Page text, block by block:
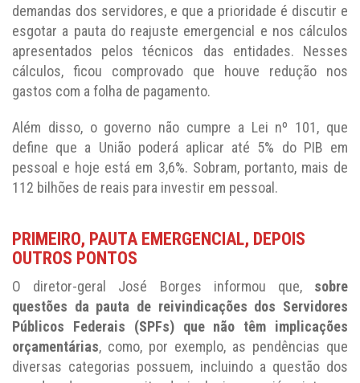
demandas dos servidores, e que a prioridade é discutir e
esgotar a pauta do reajuste emergencial e nos cálculos
apresentados pelos técnicos das entidades. Nesses
cálculos, ficou comprovado que houve redução nos
gastos com a folha de pagamento.
Além disso, o governo não cumpre a Lei nº 101, que
define que a União poderá aplicar até 5% do PIB em
pessoal e hoje está em 3,6%. Sobram, portanto, mais de
112 bilhões de reais para investir em pessoal.
PRIMEIRO, PAUTA EMERGENCIAL, DEPOIS
OUTROS PONTOS
O diretor-geral José Borges informou que, sobre
questões da pauta de reivindicações dos Servidores
Públicos Federais (SPFs)que não têm implicações
orçamentárias, como, por exemplo, as pendências que
diversas categorias possuem, incluindo a questão dos